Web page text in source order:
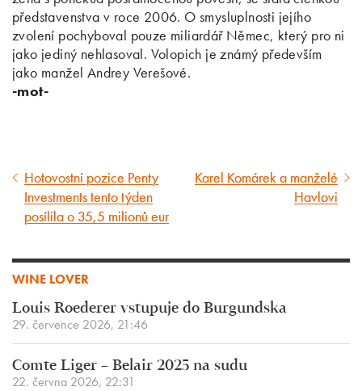
představenstva v roce 2006. O smysluplnosti jejího
zvolení pochyboval pouze miliardář Němec, který pro ni
jako jediný nehlasoval. Volopich je známý především
jako manžel Andrey Verešové.
-mot-
Předcházející
článek
Hotovostní pozice Penty
Investments tento týden
posílila o 35,5 milionů eur
Následující
Karel Komárek a manželé
Havlovi
WINE LOVER
Louis Roederer vstupuje do Burgundska
29. července 2026, 21:46
Comte Liger – Belair 2025 na sudu
22. června 2026, 22:31